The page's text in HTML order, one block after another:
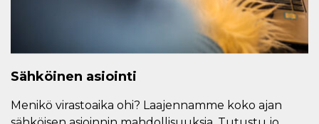
Sähköinen asiointi
Menikö virastoaika ohi? Laajennamme koko ajan